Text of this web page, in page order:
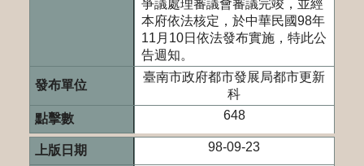
爭議處理審議會審議完竣，並經
本府依法核定，於中華民國98年
11月10日依法發布實施，特此公
告週知。
臺南市政府都市發展局都市更新
科
648
98-09-23